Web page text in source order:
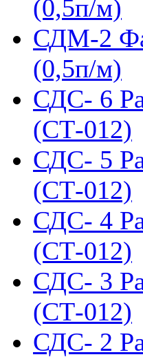
(0,5п/м)
СДМ-2
(0,5п/м)
СДС- 6
(СТ-012)
СДС- 5
(СТ-012)
СДС- 4
(СТ-012)
СДС- 3
(СТ-012)
СДС- 2